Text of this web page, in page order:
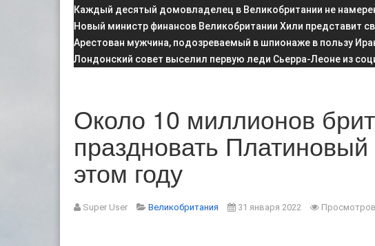
Каждый десятый домовладелец в Великобритании не
Новый министр финансов Великобритании Хили представит
Арестован мужчина, подозреваемый в шпионаже в пользу
Лондонский совет выселил первую леди Сьерра-Леоне из
Около 10 миллионов
праздновать
этом году
Super User Великобритания 31 января 2022